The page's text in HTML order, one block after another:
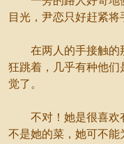
目光，尹恋只好赶紧将
在两人的手接触的
狂跳着，几乎有种他
觉了。
不对！她是很喜欢
不是她的菜，她可不能